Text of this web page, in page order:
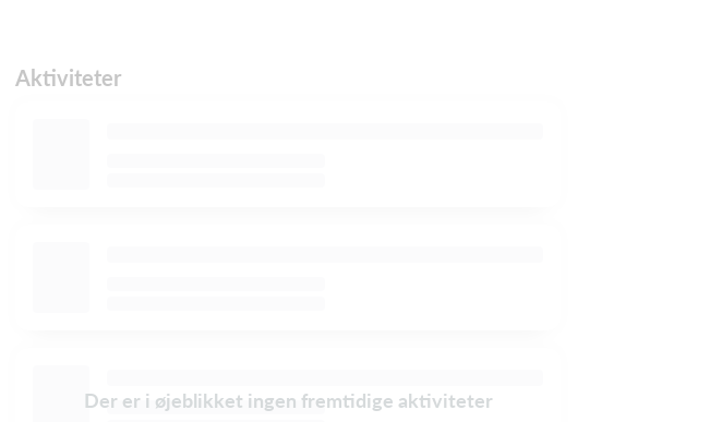
Aktiviteter
Der er i øjeblikket ingen fremtidige aktiviteter